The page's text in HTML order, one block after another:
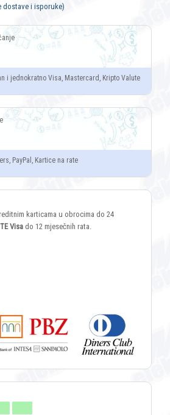
dostave i isporuke)
i jednokratno Visa, Mastercard, Kripto Valute
PayPal, Kartice na rate
karticama u obrocima do 24
Visado 12 mjesečnih rata.